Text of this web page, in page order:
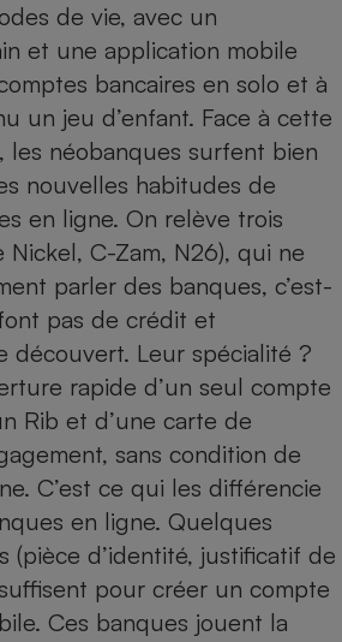
de vie, avec un
et une application mobile
bancaires en solo et à
un jeu d’enfant. Face à cette
les néobanques surfent bien
nouvelles habitudes de
en ligne. On relève trois
Nickel, C-Zam, N26), qui ne
parler des banques, c’est-
pas de crédit et
découvert. Leur spécialité ?
rapide d’un seul compte
Rib et d’une carte de
sans condition de
C’est ce qui les différencie
en ligne. Quelques
(pièce d’identité, justificatif de
pour créer un compte
Ces banques jouent la
Robot ménager